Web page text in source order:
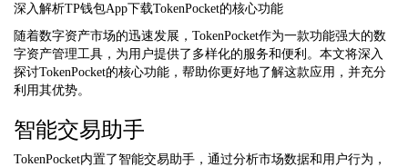
深入解析TP钱包App下载TokenPocket的核心功能
随着数字资产市场的迅速发展，TokenPocket作为一款功能强大的数
字资产管理工具，为用户提供了多样化的服务和便利。本文将深入
探讨TokenPocket的核心功能，帮助你更好地了解这款应用，并充分
利用其优势。
智能交易助手
TokenPocket内置了智能交易助手，通过分析市场数据和用户行为，